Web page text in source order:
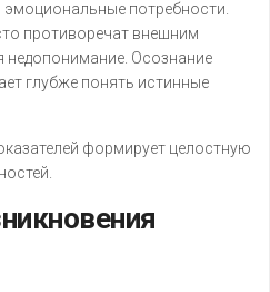
потребности.
противоречат внешним
Осознание
глубже понять истинные
формирует целостную